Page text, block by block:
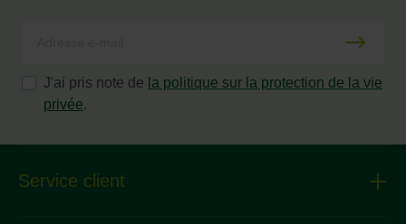
J'ai pris note de la politique sur la protection de la vie
privée.
Service client